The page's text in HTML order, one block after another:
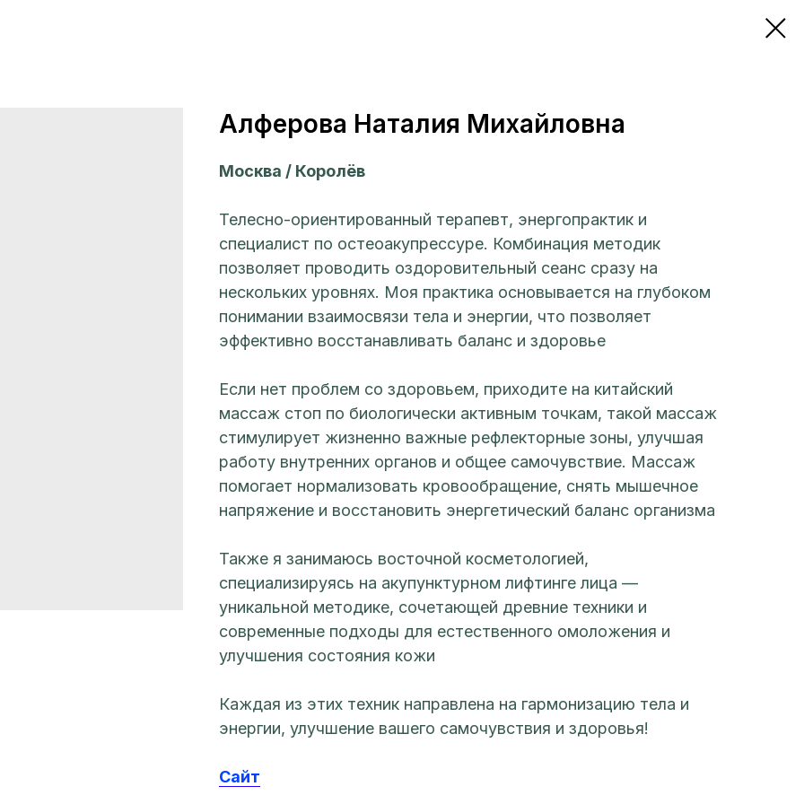
Алферова Наталия Михайловна
Москва / Королёв
Телесно-ориентированный терапевт, энергопрактик и
специалист по остеоакупрессуре. Комбинация методик
позволяет проводить оздоровительный сеанс сразу на
нескольких уровнях. Моя практика основывается на глубоком
понимании взаимосвязи тела и энергии, что позволяет
эффективно восстанавливать баланс и здоровье
Если нет проблем со здоровьем, приходите на китайский
массаж стоп по биологически активным точкам, такой массаж
стимулирует жизненно важные рефлекторные зоны, улучшая
работу внутренних органов и общее самочувствие. Массаж
помогает нормализовать кровообращение, снять мышечное
напряжение и восстановить энергетический баланс организма
Также я занимаюсь восточной косметологией,
специализируясь на акупунктурном лифтинге лица —
уникальной методике, сочетающей древние техники и
современные подходы для естественного омоложения и
улучшения состояния кожи
Каждая из этих техник направлена на гармонизацию тела и
энергии, улучшение вашего самочувствия и здоровья!
Сайт